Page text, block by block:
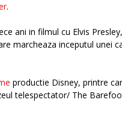
.
ani in filmul cu Elvis
marcheaza inceputul unei
productie Disney, printre
telespectator/ The